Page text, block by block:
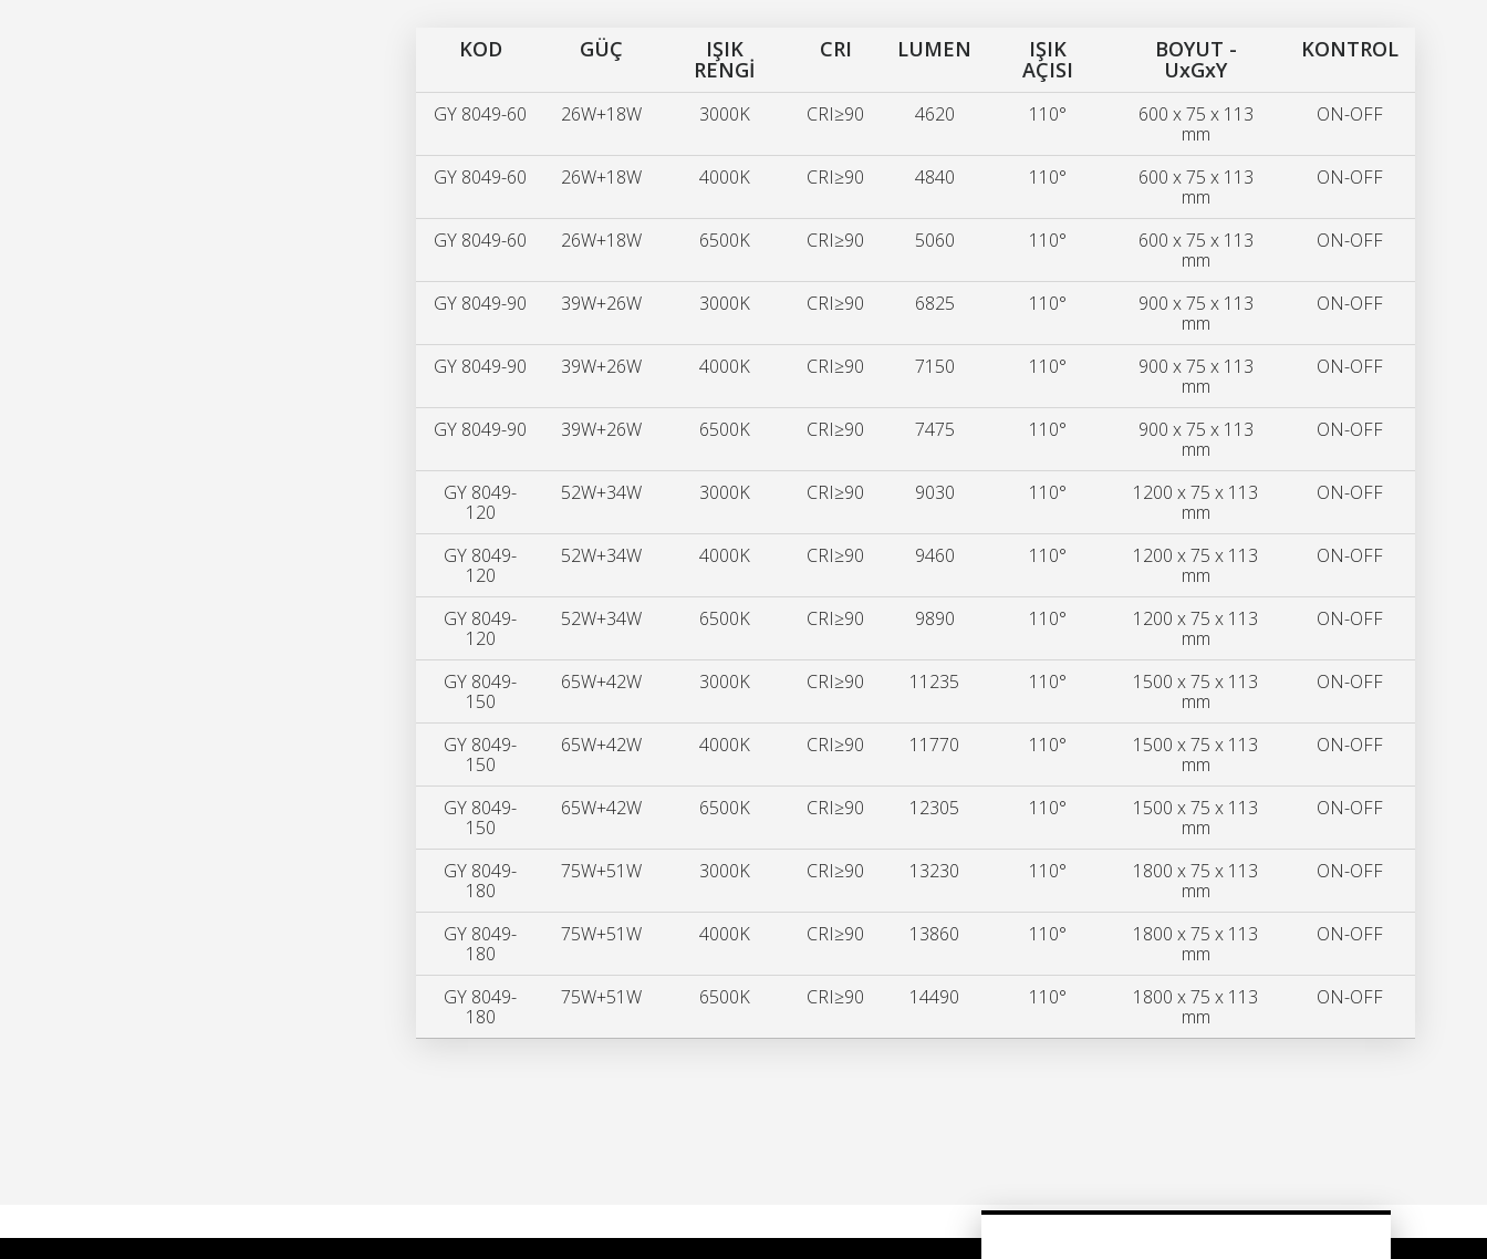
KOD GÜÇ IŞIK
RENGİ
CRI LUMEN IŞIK
AÇISI
BOYUT -
UxGxY
KONTROL
GY 8049-60 26W+18W 3000K CRI≥90 4620 110°
600 x 75 x 113
mm
ON-OFF
GY 8049-60 26W+18W 4000K CRI≥90 4840 110°
600 x 75 x 113
mm
ON-OFF
GY 8049-60 26W+18W 6500K CRI≥90 5060 110°
600 x 75 x 113
mm
ON-OFF
GY 8049-90 39W+26W 3000K CRI≥90 6825 110°
900 x 75 x 113
mm
ON-OFF
GY 8049-90 39W+26W 4000K CRI≥90 7150 110°
900 x 75 x 113
mm
ON-OFF
GY 8049-90 39W+26W 6500K CRI≥90 7475 110°
900 x 75 x 113
mm
ON-OFF
GY 8049-
120
52W+34W 3000K CRI≥90 9030 110°
1200 x 75 x 113
mm
ON-OFF
GY 8049-
120
52W+34W 4000K CRI≥90 9460 110°
1200 x 75 x 113
mm
ON-OFF
GY 8049-
120
52W+34W 6500K CRI≥90 9890 110°
1200 x 75 x 113
mm
ON-OFF
GY 8049-
150
65W+42W 3000K CRI≥90 11235 110°
1500 x 75 x 113
mm
ON-OFF
GY 8049-
150
65W+42W 4000K CRI≥90 11770 110°
1500 x 75 x 113
mm
ON-OFF
GY 8049-
150
65W+42W 6500K CRI≥90 12305 110°
1500 x 75 x 113
mm
ON-OFF
GY 8049-
180
75W+51W 3000K CRI≥90 13230 110°
1800 x 75 x 113
mm
ON-OFF
GY 8049-
180
75W+51W 4000K CRI≥90 13860 110°
1800 x 75 x 113
mm
ON-OFF
GY 8049-
180
75W+51W 6500K CRI≥90 14490 110°
1800 x 75 x 113
mm
ON-OFF